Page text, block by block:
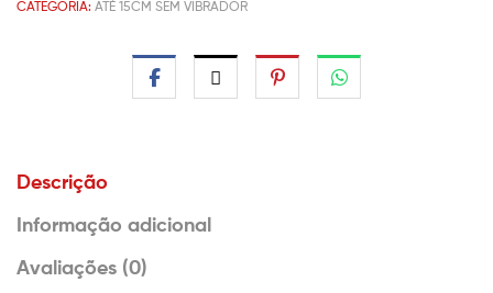
CATEGORIA: ATÉ 15CM SEM VIBRADOR
Descrição
Informação adicional
Avaliações (0)